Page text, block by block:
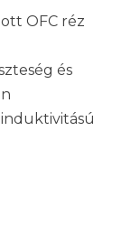
OFC réz
és